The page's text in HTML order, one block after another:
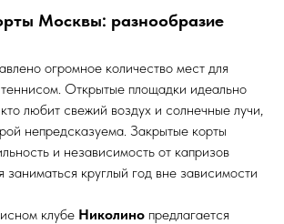
Москвы: разнообразие
огромное количество мест для
Открытые площадки идеально
любит свежий воздух и солнечные лучи,
непредсказуема. Закрытые корты
и независимость от капризов
заниматься круглый год вне зависимости
клубе Николино предлагается